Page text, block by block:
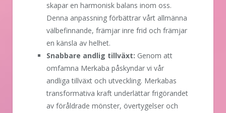
skapar en harmonisk balans inom oss.
Denna anpassning förbättrar vårt allmänna
välbefinnande, främjar inre frid och främjar
en känsla av helhet.
Snabbare andlig tillväxt: Genom att
omfamna Merkaba påskyndar vi vår
andliga tillväxt och utveckling. Merkabas
transformativa kraft underlättar frigörandet
av föråldrade mönster, övertygelser och